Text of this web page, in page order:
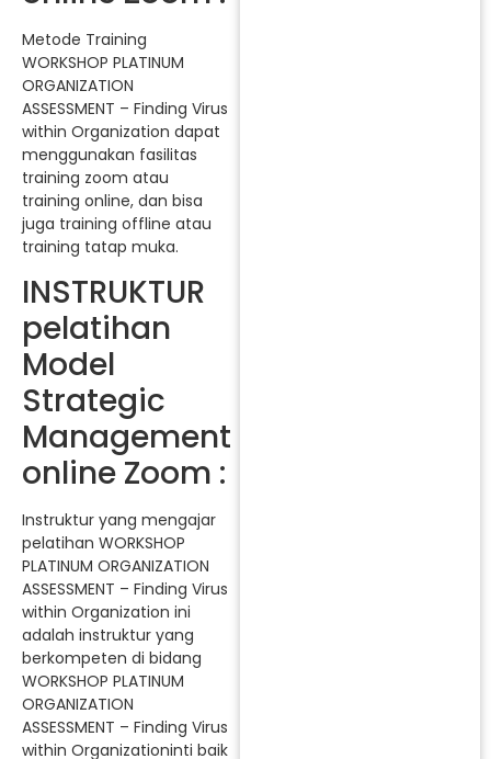
Metode Training
WORKSHOP PLATINUM
ORGANIZATION
ASSESSMENT – Finding Virus
within Organization dapat
menggunakan fasilitas
training zoom atau
training online, dan bisa
juga training offline atau
training tatap muka.
INSTRUKTUR
pelatihan
Model
Strategic
Management
online Zoom :
Instruktur yang mengajar
pelatihan WORKSHOP
PLATINUM ORGANIZATION
ASSESSMENT – Finding Virus
within Organization ini
adalah instruktur yang
berkompeten di bidang
WORKSHOP PLATINUM
ORGANIZATION
ASSESSMENT – Finding Virus
within Organizationinti baik